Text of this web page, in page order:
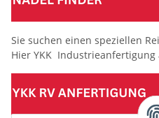
Sie suchen einen speziellen
Hier YKK Industrieanfertigung